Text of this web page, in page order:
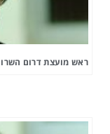
ראש מועצת דרום